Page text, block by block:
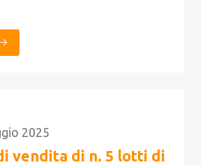
2025
vendita di n. 5 lotti di